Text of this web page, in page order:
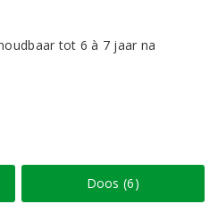
tot 6 à 7 jaar na
Doos (6)